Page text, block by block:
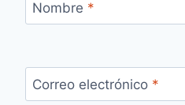
Nombre *
Correo electrónico *